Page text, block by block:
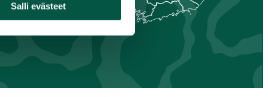
Salli evästeet